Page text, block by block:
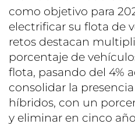
como objetivo para
electrificar su flota de
retos destacan
porcentaje de
flota, pasando del 4%
consolidar la
híbridos, con un
y eliminar en cinco